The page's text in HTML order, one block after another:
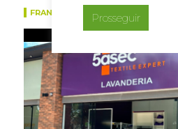
Prosseguir
FRANQUIAS